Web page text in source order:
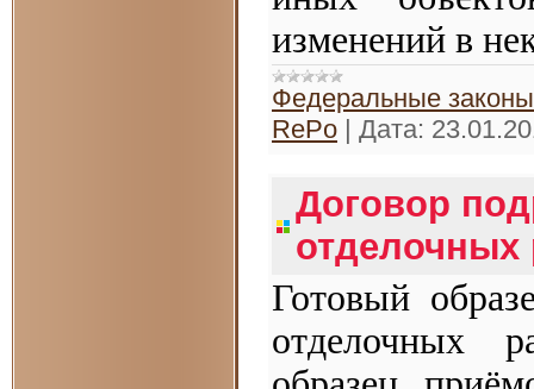
изменений в
Федеральные законы
RePo
Дата:
Договор
отделочных
Готовый
отделочных